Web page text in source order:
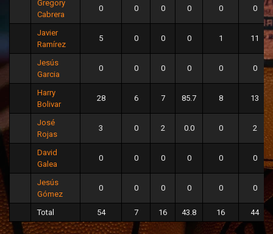
Gregory
Cabrera
0 0 0 0 0 0
Javier
Ramírez
5 0 0 0 1 11
Jesús
Garcia
0 0 0 0 0 0
Harry
Bolivar
28 6 7 85.7 8 13
José
Rojas
3 0 2 0.0 0 2
David
Galea
0 0 0 0 0 0
Jesús
Gómez
0 0 0 0 0 0
Total 54 7 16 43.8 16 44